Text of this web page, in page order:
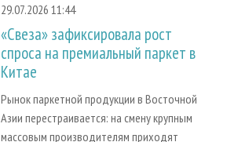
29.07.2026 11:44
«Свеза» зафиксировала рост
спроса на премиальный паркет в
Китае
Рынок паркетной продукции в Восточной
Азии перестраивается: на смену крупным
массовым производителям приходят